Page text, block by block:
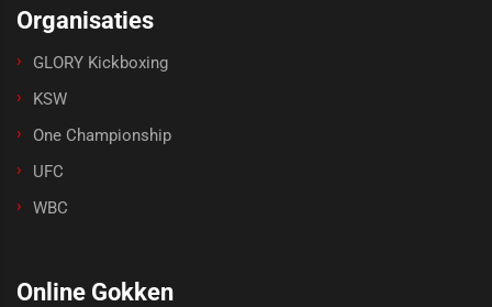
Organisaties
GLORY Kickboxing
KSW
One Championship
UFC
WBC
Online Gokken